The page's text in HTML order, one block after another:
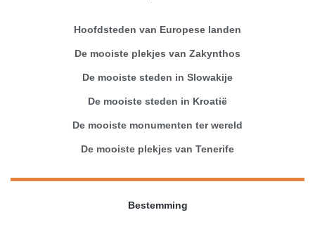
Hoofdsteden van Europese landen
De mooiste plekjes van Zakynthos
De mooiste steden in Slowakije
De mooiste steden in Kroatië
De mooiste monumenten ter wereld
De mooiste plekjes van Tenerife
Bestemming